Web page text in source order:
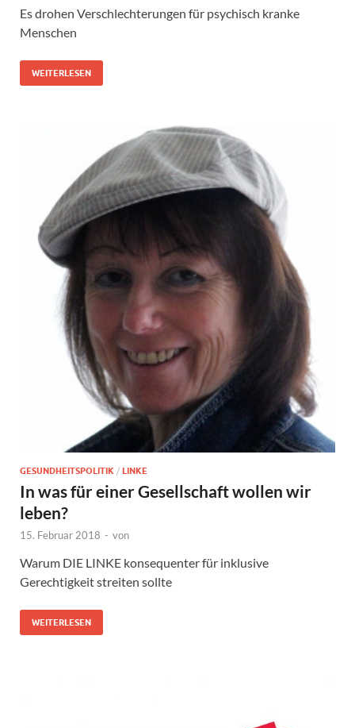
Es drohen Verschlechterungen für psychisch kranke
Menschen
WEITERLESEN
GESUNDHEITSPOLITIK / LINKE
In was für einer Gesellschaft wollen wir
leben?
15. Februar 2018 - von
Warum DIE LINKE konsequenter für inklusive
Gerechtigkeit streiten sollte
WEITERLESEN